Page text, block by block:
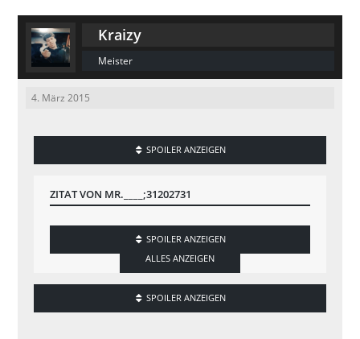
Kraizy
Meister
4. März 2015
SPOILER ANZEIGEN
ZITAT VON MR.____;31202731
SPOILER ANZEIGEN
ALLES ANZEIGEN
SPOILER ANZEIGEN